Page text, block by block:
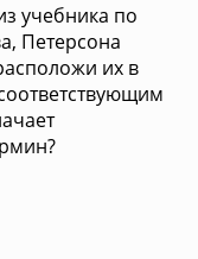
учебника по
Петерсона
их в